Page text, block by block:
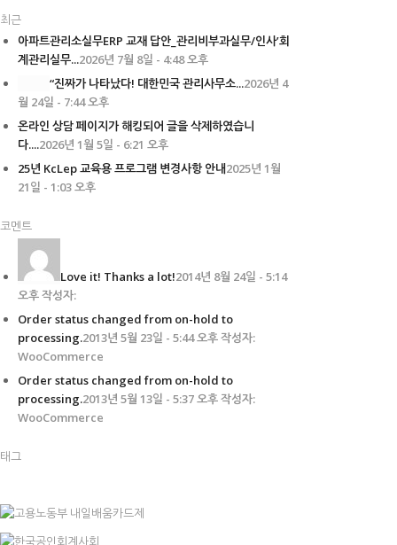
최근
아파트관리소실무ERP 교재 답안_관리비부과실무/인사’회
계관리실무...2026년 7월 8일 - 4:48 오후
“진짜가 나타났다! 대한민국 관리사무소...2026년 4
월 24일 - 7:44 오후
온라인 상담 페이지가 해킹되어 글을 삭제하였습니
다....2026년 1월 5일 - 6:21 오후
25년 KcLep 교육용 프로그램 변경사항 안내2025년 1월
21일 - 1:03 오후
코멘트
Love it! Thanks a lot!2014년 8월 24일 - 5:14
오후 작성자:
Order status changed from on-hold to
processing.2013년 5월 23일 - 5:44 오후 작성자:
WooCommerce
Order status changed from on-hold to
processing.2013년 5월 13일 - 5:37 오후 작성자:
WooCommerce
태그